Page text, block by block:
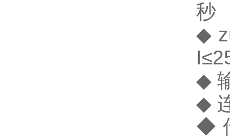
秒
◆
◆
◆
◆